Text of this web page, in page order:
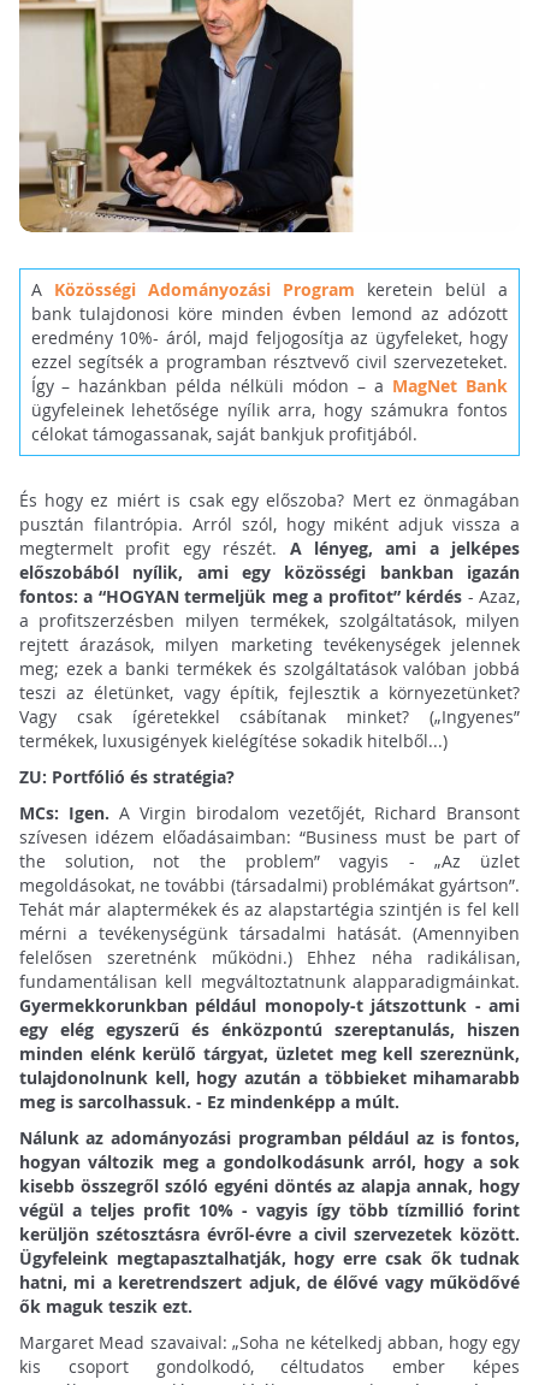
A Közösségi Adományozási Program keretein belül a
bank tulajdonosi köre minden évben lemond az adózott
eredmény 10%- áról, majd feljogosítja az ügyfeleket, hogy
ezzel segítsék a programban résztvevő civil szervezeteket.
Így – hazánkban példa nélküli módon – a MagNet Bank
ügyfeleinek lehetősége nyílik arra, hogy számukra fontos
célokat támogassanak, saját bankjuk profitjából.
És hogy ez miért is csak egy előszoba? Mert ez önmagában
pusztán filantrópia. Arról szól, hogy miként adjuk vissza a
megtermelt profit egy részét. A lényeg, ami a jelképes
előszobából nyílik, ami egy közösségi bankban igazán
fontos: a “HOGYAN termeljük meg a profitot” kérdés - Azaz,
a profitszerzésben milyen termékek, szolgáltatások, milyen
rejtett árazások, milyen marketing tevékenységek jelennek
meg; ezek a banki termékek és szolgáltatások valóban jobbá
teszi az életünket, vagy építik, fejlesztik a környezetünket?
Vagy csak ígéretekkel csábítanak minket? („Ingyenes”
termékek, luxusigények kielégítése sokadik hitelből...)
ZU: Portfólió és stratégia?
MCs: Igen. A Virgin birodalom vezetőjét, Richard Bransont
szívesen idézem előadásaimban: “Business must be part of
the solution, not the problem” vagyis - „Az üzlet
megoldásokat, ne további (társadalmi) problémákat gyártson”.
Tehát már alaptermékek és az alapstartégia szintjén is fel kell
mérni a tevékenységünk társadalmi hatását. (Amennyiben
felelősen szeretnénk működni.) Ehhez néha radikálisan,
fundamentálisan kell megváltoztatnunk alapparadigmáinkat.
Gyermekkorunkban például monopoly-t játszottunk - ami
egy elég egyszerű és énközpontú szereptanulás, hiszen
minden elénk kerülő tárgyat, üzletet meg kell szereznünk,
tulajdonolnunk kell, hogy azután a többieket mihamarabb
meg is sarcolhassuk. - Ez mindenképp a múlt.
Nálunk az adományozási programban például az is fontos,
hogyan változik meg a gondolkodásunk arról, hogy a sok
kisebb összegről szóló egyéni döntés az alapja annak, hogy
végül a teljes profit 10% - vagyis így több tízmillió forint
kerüljön szétosztásra évről-évre a civil szervezetek között.
Ügyfeleink megtapasztalhatják, hogy erre csak ők tudnak
hatni, mi a keretrendszert adjuk, de élővé vagy működővé
ők maguk teszik ezt.
Margaret Mead szavaival: „Soha ne kételkedj abban, hogy egy
kis csoport gondolkodó, céltudatos ember képes